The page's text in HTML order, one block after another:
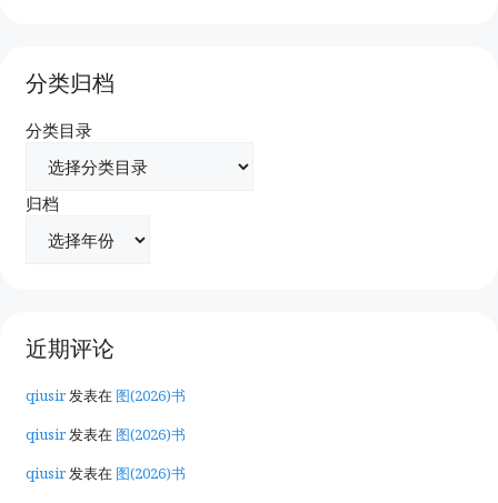
分类归档
分类目录
归档
近期评论
qiusir发表在 图(2026)书
qiusir发表在 图(2026)书
qiusir发表在 图(2026)书